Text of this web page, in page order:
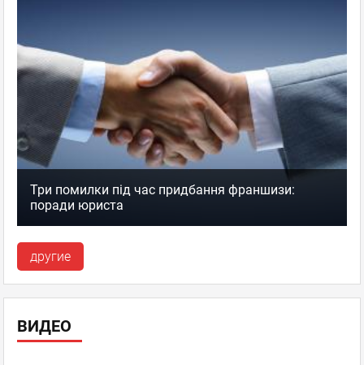
Три помилки під час придбання франшизи:
поради юриста
другие
ВИДЕО